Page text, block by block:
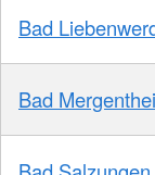
Bad
Bad